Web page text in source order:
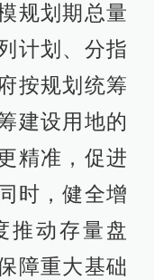
规划期总量
计划、分指
按规划统筹
建设用地的
精准，促进
时，健全增
推动存量盘
障重大基础